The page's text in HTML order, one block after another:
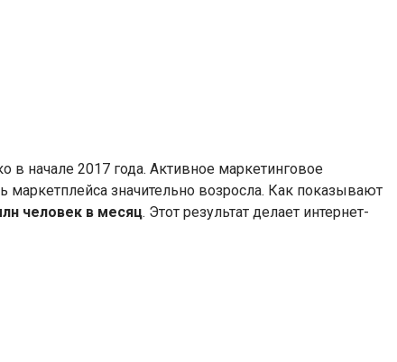
в начале 2017 года. Активное маркетинговое
значительно возросла. Как показывают
человек в месяц. Этот результат делает интернет-